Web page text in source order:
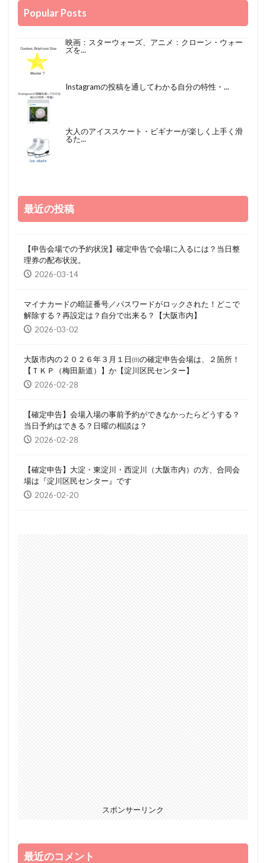
Popular Posts
映画：スターウォーズ、アニメ：クローン・ウォー
ズを...
Instagramの投稿を通してわかる自分の特性・...
大人のアイススケート・ビギナーが楽しく上手く滑
るた...
最近の投稿
【申告会場での予約状況】確定申告で会場に入るには？当日整
理券の配布状況。
2026-03-14
マイナカードの暗証番号／パスワードがロックされた！どこで
解除する？再設定は？自分で出来る？【大阪市内】
2026-03-02
大阪市内の２０２６年３月１日㈰の確定申告会場は、２箇所！
【ＴＫＰ（梅田新道）】か【淀川区民センター】
2026-02-28
【確定申告】会場入場の事前予約ができなかったらどうする？
当日予約はできる？日曜の相談は？
2026-02-28
【確定申告】大淀・東淀川・西淀川（大阪市内）の方、合同会
場は『淀川区民センター』です
2026-02-20
スポンサーリンク
最近のコメント